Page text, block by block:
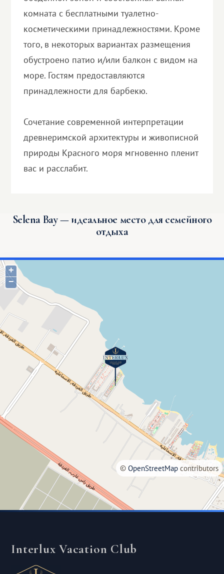
комната с бесплатными туалетно-
косметическими принадлежностями. Кроме
того, в некоторых вариантах размещения
обустроено патио и/или балкон с видом на
море. Гостям предоставляются
принадлежности для барбекю.
Сочетание современной интерпретации
древнеримской архитектуры и живописной
природы Красного моря мгновенно пленит
вас и расслабит.
Selena Bay — идеальное место для семейного
отдыха
+
−
© OpenStreetMap contributors
Interlux Vacation Club